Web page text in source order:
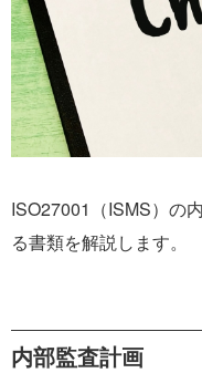
ISO27001（ISMS）の
る書類を解説します。
内部監査計画